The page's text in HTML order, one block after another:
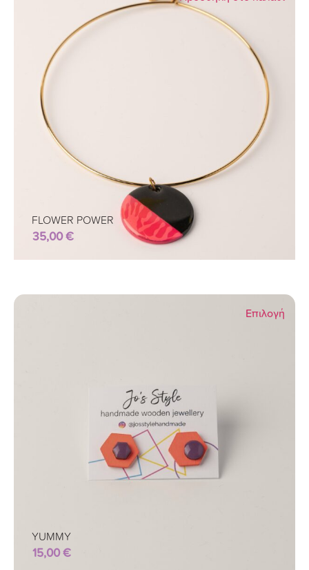
FLOWER POWER
35,00€
Επιλογή
YUMMY
15,00€